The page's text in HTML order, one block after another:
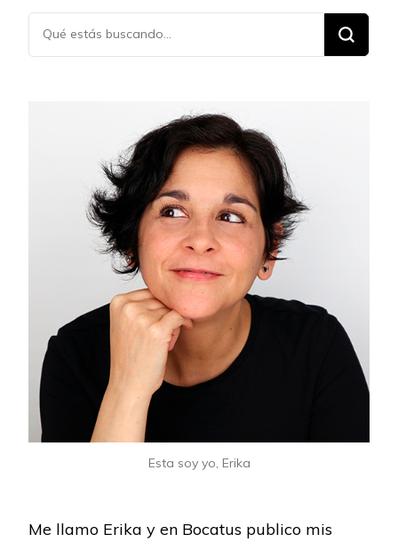
¿Buscas
algo?
Esta soy yo, Erika
Me llamo Erika y en Bocatus publico mis